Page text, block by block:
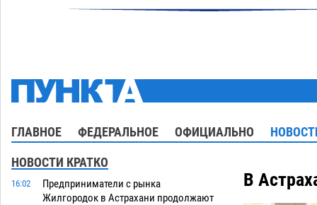
ГЛАВНОЕ ФЕДЕРАЛЬНОЕ ОФИЦИАЛЬНО
НОВОСТИ КРАТКО
16:02
Предприниматели с рынка
Жилгородок в Астрахани продолжают
В